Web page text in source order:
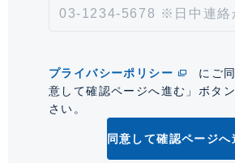
回保証料:契約時月額賃料等の10%、
情報更新日 2026年8月1日
プライバシーポリシー
にご
意して確認ページへ進む」ボタ
さい。
同意して確認ページへ